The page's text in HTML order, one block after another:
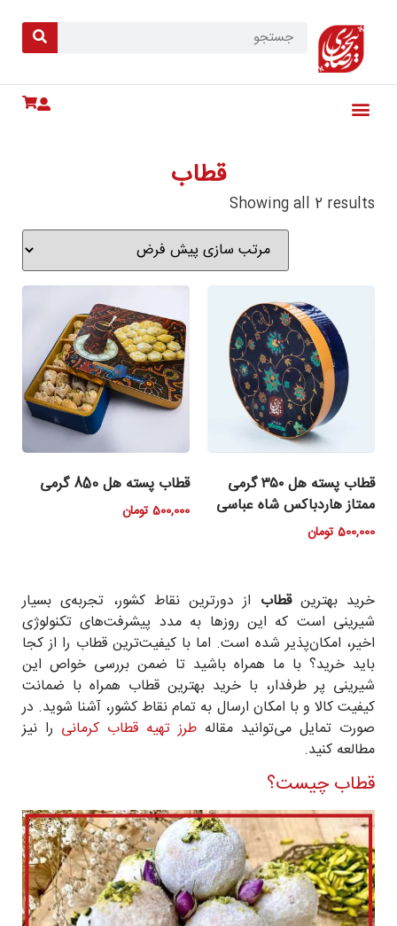
قطاب
Showing all 2 results
قطاب پسته هل ۳۵۰ گرمی
ممتاز هاردباکس شاه عباسی
500,000 تومان
قطاب پسته هل 850 گرمی
500,000 تومان
خرید بهترین قطاب از دورترین نقاط کشور، تجربه‌ی بسیار
شیرینی است که این روز‌ها به مدد پیشرفت‌های تکنولوژی
اخیر، امکان‌پذیر شده است. اما با کیفیت‌ترین قطاب را از کجا
باید خرید؟ با ما همراه باشید تا ضمن بررسی خواص این
شیرینی پر طرفدار، با خرید بهترین قطاب همراه با ضمانت
کیفیت کالا و با امکان ارسال به تمام نقاط کشور، آشنا شوید. در
صورت تمایل می‌توانید مقاله طرز تهیه قطاب کرمانی را نیز
مطالعه کنید.
قطاب چیست؟